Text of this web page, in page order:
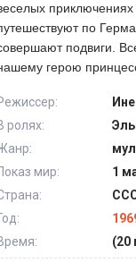
по
подвиги.
герою
ролях:
мир:
1
(20